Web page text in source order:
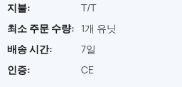
지불:
T/T
최소 주문 수량: 1개 유닛
배송 시간:
7일
인증:
CE